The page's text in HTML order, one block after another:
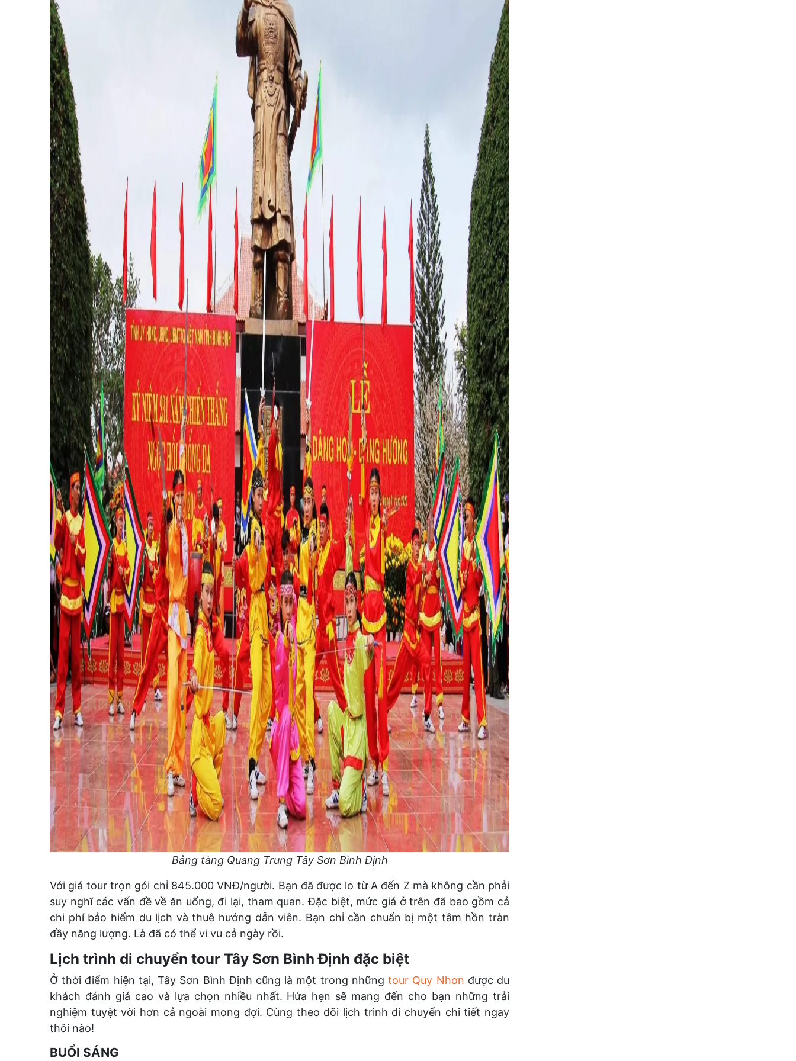
Bảng tàng Quang Trung Tây Sơn Bình Định
Với giá tour trọn gói chỉ 845.000 VNĐ/người. Bạn đã được lo từ A đến Z mà không cần phải
suy nghĩ các vấn đề về ăn uống, đi lại, tham quan. Đặc biệt, mức giá ở trên đã bao gồm cả
chi phí bảo hiểm du lịch và thuê hướng dẫn viên. Bạn chỉ cần chuẩn bị một tâm hồn tràn
đầy năng lượng. Là đã có thể vi vu cả ngày rồi.
Lịch trình di chuyển tour Tây Sơn Bình Định đặc biệt
Ở thời điểm hiện tại, Tây Sơn Bình Định cũng là một trong nhữngtour Quy Nhơn được du
khách đánh giá cao và lựa chọn nhiều nhất. Hứa hẹn sẽ mang đến cho bạn những trải
nghiệm tuyệt vời hơn cả ngoài mong đợi. Cùng theo dõi lịch trình di chuyển chi tiết ngay
thôi nào!
BUỔI SÁNG